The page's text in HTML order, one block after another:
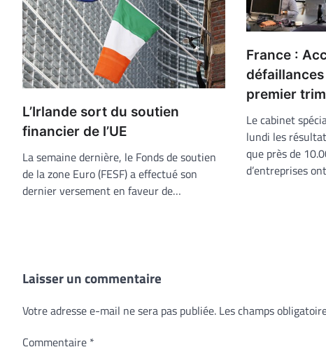
L’Irlande sort du soutien
financier de l’UE
La semaine dernière, le Fonds de soutien
de la zone Euro (FESF) a effectué son
dernier versement en faveur de…
France :
défaillances
premier
Le cabinet
lundi les
que près de
d’entreprises
Laisser un commentaire
Votre adresse e-mail ne sera pas publiée. Les champs
Commentaire *